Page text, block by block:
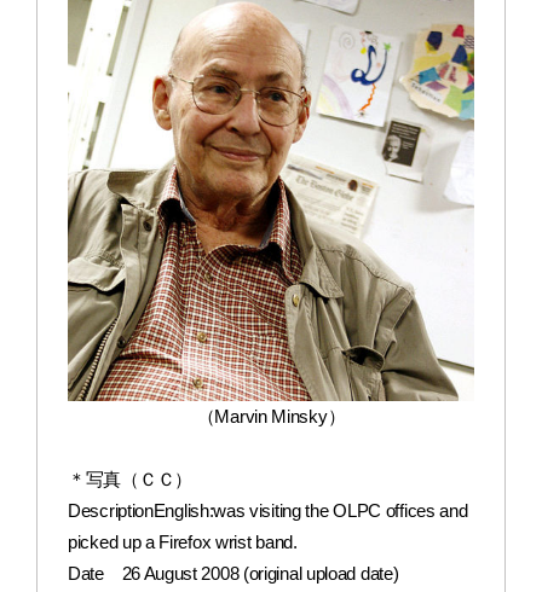
（Marvin Minsky）
＊写真（ＣＣ）
DescriptionEnglish:was visiting the OLPC offices and
picked up a Firefox wrist band.
Date 26 August 2008 (original upload date)